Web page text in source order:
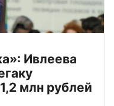
Ивлеева
млн рублей